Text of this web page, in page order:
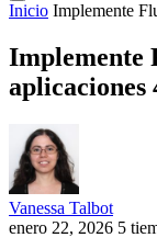
Inicio Implemente
Implemente
aplicaciones
Vanessa Talbot
enero 22, 2026 5